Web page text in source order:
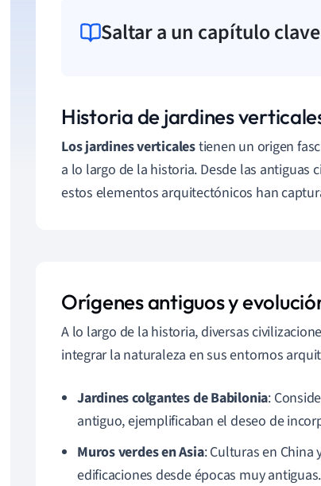
Saltar a un capítulo clave
Historia de jardines
Los jardines verticalestienen un origen
a lo largo de la historia. Desde las antiguas
estos elementos arquitectónicos han
Orígenes antiguos y
A lo largo de la historia, diversas
integrar la naturaleza en sus entornos
Jardines colgantes de Babilonia:
antiguo, ejemplificaban el deseo de
Muros verdes en Asia: Culturas en
edificaciones desde épocas muy antiguas.